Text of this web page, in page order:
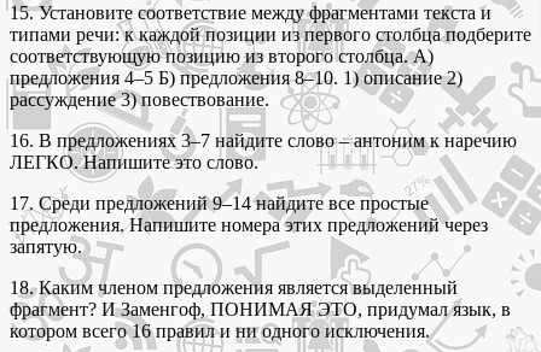
15. Установите соответствие между фрагментами текста и
типами речи: к каждой позиции из первого столбца подберите
соответствующую позицию из второго столбца. А)
предложения 4–5 Б) предложения 8–10. 1) описание 2)
рассуждение 3) повествование.
16. В предложениях 3–7 найдите слово – антоним к наречию
ЛЕГКО. Напишите это слово.
17. Среди предложений 9–14 найдите все простые
предложения. Напишите номера этих предложений через
запятую.
18. Каким членом предложения является выделенный
фрагмент? И Заменгоф, ПОНИМАЯ ЭТО, придумал язык, в
котором всего 16 правил и ни одного исключения.